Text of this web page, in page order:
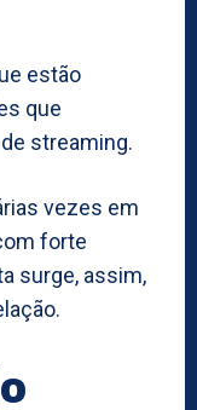
estão
que
streaming.
vezes em
forte
surge, assim,